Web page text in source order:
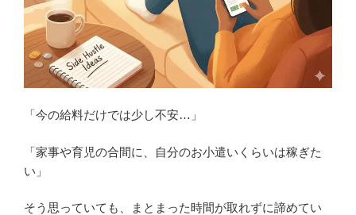
「今の給料だけでは少し不安…」
「家事や育児の合間に、自分のお小遣いくらいは稼ぎた
い」
そう思っていても、まとまった時間が取れずに諦めてい